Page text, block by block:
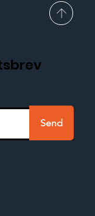
Send